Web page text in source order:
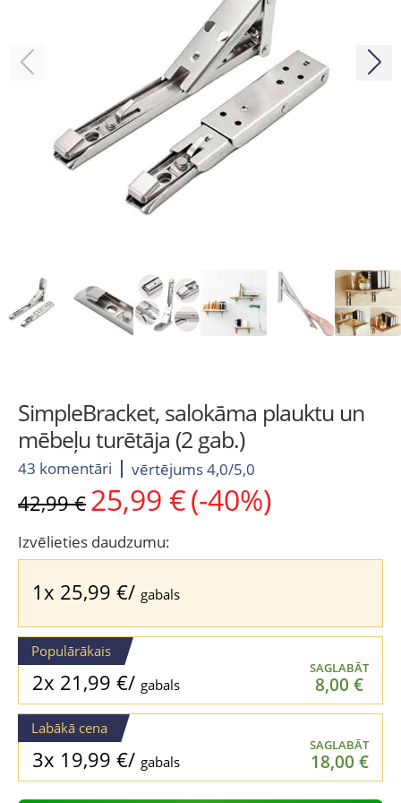
SimpleBracket, salokāma plauktu un
mēbeļu turētāja (2 gab.)
43 komentāri vērtējums 4,0/5,0
42,99€ Original
price
was:
42,99 €.
25,99 € Current
price
25,99 €.
(-40%)
Izvēlieties daudzumu:
1x 25,99 €/ gabals
Populārākais
2x 21,99 €/ gabals
SAGLABĀT
8,00 €
Labākā cena
3x 19,99 €/ gabals
SAGLABĀT
18,00 €